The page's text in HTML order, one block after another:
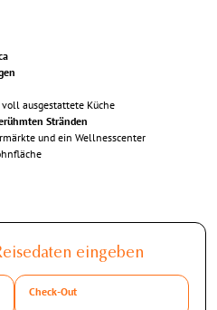
ausgestattete Küche
Stränden
und ein Wellnesscenter
eingeben
Check-Out